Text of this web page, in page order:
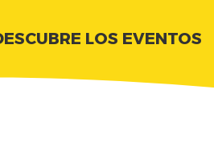
LOS EVENTOS